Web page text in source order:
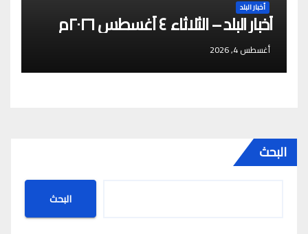
أخبار البلد
أخبار البلد – الثلاثاء ٤ أغسطس ٢٠٢٦م
أغسطس 4, 2026
البحث
البحث